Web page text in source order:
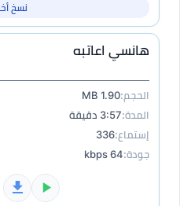
نسخ
هانسي اعاتبه
الحجم:1.90 MB
المدة:3:57 دقيقة
إستماع:336
جودة:64 kbps